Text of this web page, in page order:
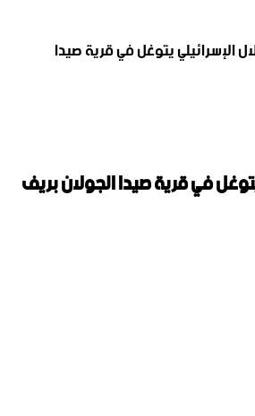
الإسرائيلي يتوغل في قرية صيدا
في قرية صيدا الجولان بريف